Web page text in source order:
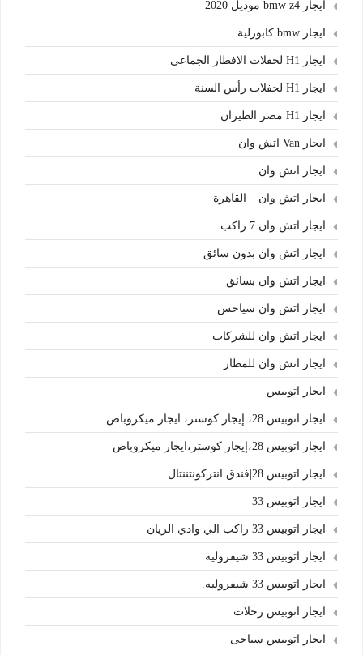
ايجار bmw z4 موديل 2020
ايجار bmw كابورلية
ايجار H1 لحفلات الافطار الجماعي
ايجار H1 لحفلات رأس السنة
ايجار H1 مصر الطيران
ايجار Van اتش وان
ايجار اتش وان
ايجار اتش وان – القاهرة
ايجار اتش وان 7 راكب
ايجار اتش وان بدون سائق
ايجار اتش وان بسائق
ايجار اتش وان سياحس
ايجار اتش وان للشركات
ايجار اتش وان للمطار
ايجار اتوبيس
ايجار اتوبيس 28، إيجار كوستر، ايجار ميكروباص
ايجار اتوبيس 28،إيجار كوستر،ايجار ميكروباص
ايجار اتوبيس 28|فندق انتركونتننتال
ايجار اتوبيس 33
ايجار اتوبيس 33 راكب الي وادي الريان
ايجار اتوبيس 33 شيفروليه
ايجار اتوبيس 33 شيفروليه.
ايجار اتوبيس رحلات
ايجار اتوبيس سياحى